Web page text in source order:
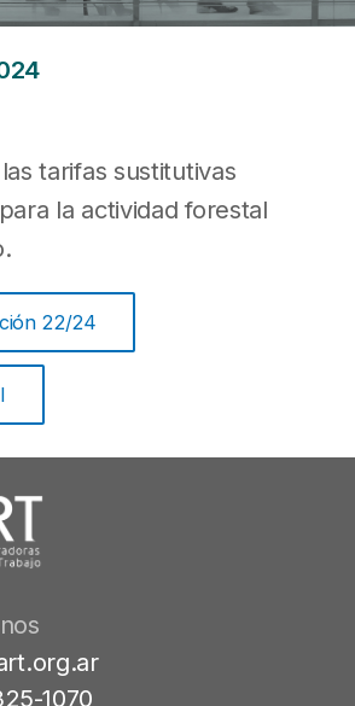
tarifas sustitutivas
la actividad forestal
22/24
1070